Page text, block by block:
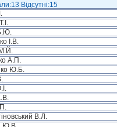
Відсутні:15
І.В.
А.П.
Ю.Б.
В.Л.